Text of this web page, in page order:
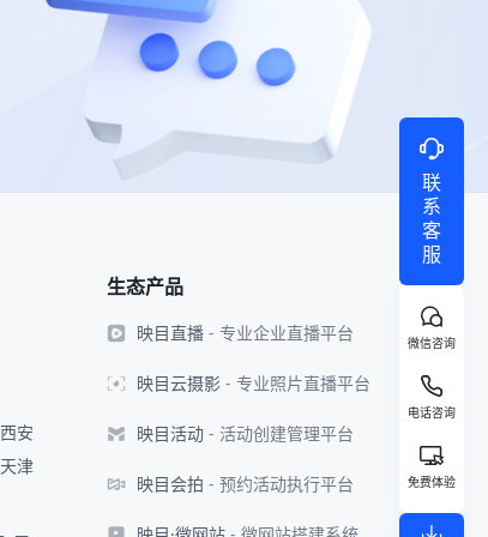
西安
天津
生态产品
映目直播 - 专业企业直播平台
映目云摄影 - 专业照片直播平台
映目活动 - 活动创建管理平台
映目会拍 - 预约活动执行平台
联
系
客
服
微信咨询
电话咨询
免费体验